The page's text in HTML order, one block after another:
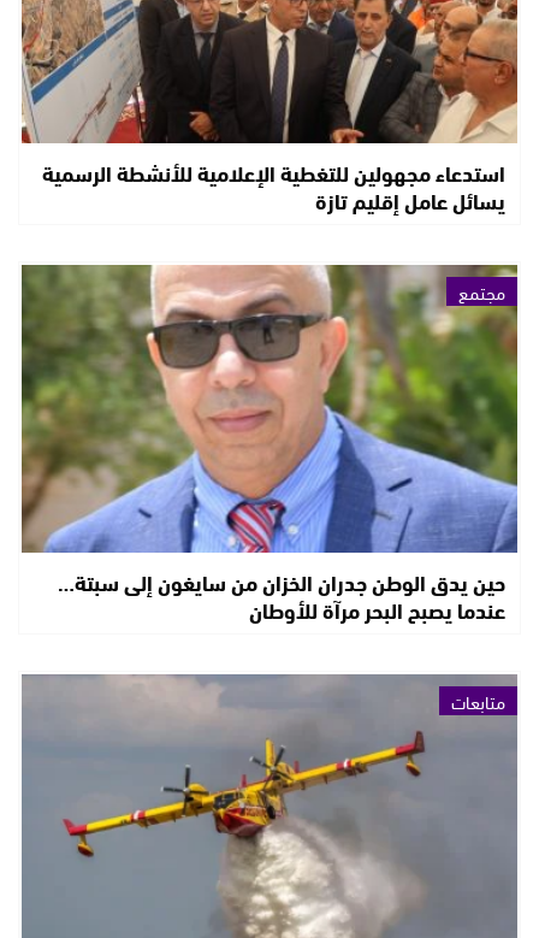
استدعاء مجهولين للتغطية الإعلامية للأنشطة الرسمية
يسائل عامل إقليم تازة
مجتمع
حين يدق الوطن جدران الخزان من سايغون إلى سبتة…
عندما يصبح البحر مرآة للأوطان
متابعات